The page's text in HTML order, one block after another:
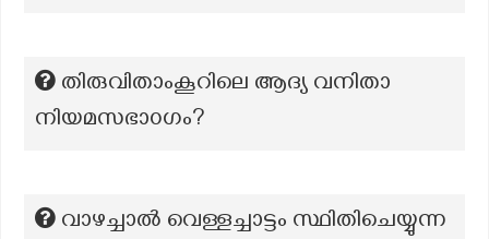
തിരുവിതാംകൂറിലെ ആദ്യ വനിതാ
നിയമസഭാ൦ഗം?
വാഴച്ചാല്‍ വെള്ളച്ചാട്ടം സ്ഥിതിചെയ്യുന്ന